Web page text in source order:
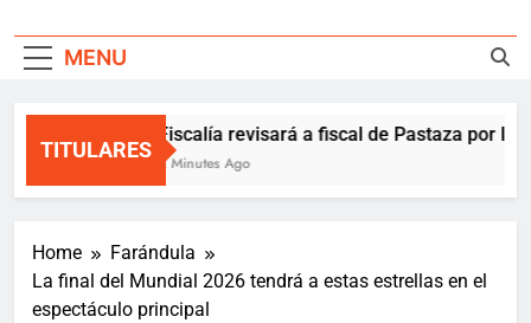
MENU
TITULARES
Fiscalía revisará a fiscal de Pastaza por
2 Minutes Ago
Home
Farándula
La final del Mundial 2026 tendrá a estas estrellas en el
espectáculo principal